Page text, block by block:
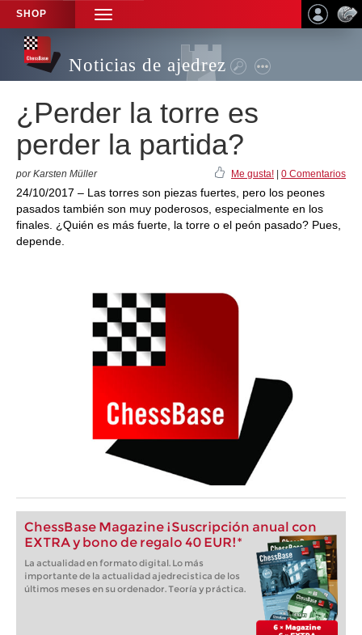
SHOP
TOGGLE
NAVIGATION
Noticias de ajedrez
¿Perder la torre es
perder la partida?
por Karsten Müller Me gusta! 0 Comentarios
24/10/2017 – Las torres son piezas fuertes, pero los peones
pasados también son muy poderosos, especialmente en los
finales. ¿Quién es más fuerte, la torre o el peón pasado? Pues,
depende.
ChessBase Magazine ¡Suscripción anual con
EXTRA y bono de regalo 40 EUR!*
La actualidad en formato digital. Lo más
importante de la actualidad ajedrecistica de los
últimos meses en su ordenador. Teoría y práctica.